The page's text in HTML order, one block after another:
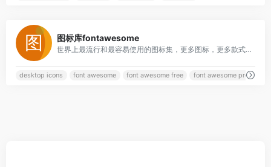
图标库fontawesome
世界上最流行和最容易使用的图标集，更多图标，更多款式，更多选择。
desktop icons font awesome font awesome free font awesome pro